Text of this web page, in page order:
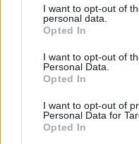
I want to opt-out of
personal data.
Opted In
I want to opt-out of
Personal Data.
Opted In
I want to opt-out of
Personal Data for
Opted In
Οι